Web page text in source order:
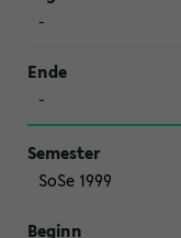
-
-
SoSe 1999